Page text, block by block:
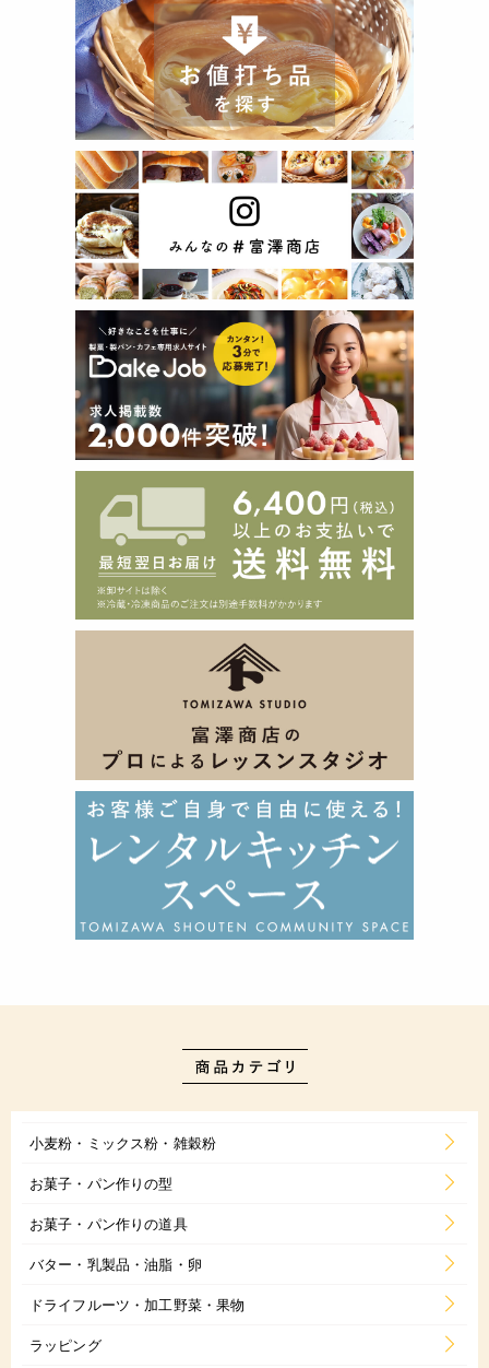
小麦粉・ミックス粉・雑穀粉
お菓子・パン作りの型
お菓子・パン作りの道具
バター・乳製品・油脂・卵
ドライフルーツ・加工野菜・果物
ラッピング